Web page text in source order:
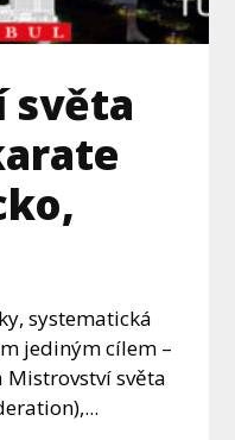
světa
systematická
jediným cílem –
Mistrovství světa